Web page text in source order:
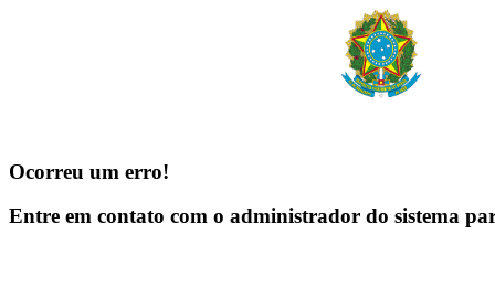
Ocorreu um erro!
Entre em contato com o administrador do sistema